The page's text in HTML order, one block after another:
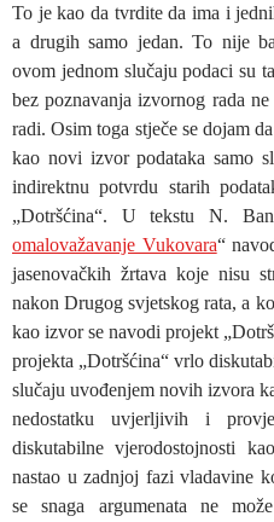
To je kao da tvrdite da ima i
a drugih samo jedan. To nije
ovom jednom slučaju podaci su
bez poznavanja izvornog rada
radi. Osim toga stječe se dojam
kao novi izvor podataka samo
indirektnu potvrdu starih
„Dotršćina“. U tekstu N.
omalovažavanje Vukovara“
jasenovačkih žrtava koje nisu
nakon Drugog svjetskog rata, a
kao izvor se navodi projekt
projekta „Dotršćina“ vrlo
slučaju uvođenjem novih izvora
nedostatku uvjerljivih i
diskutabilne vjerodostojnosti
nastao u zadnjoj fazi vladavine
se snaga argumenata ne